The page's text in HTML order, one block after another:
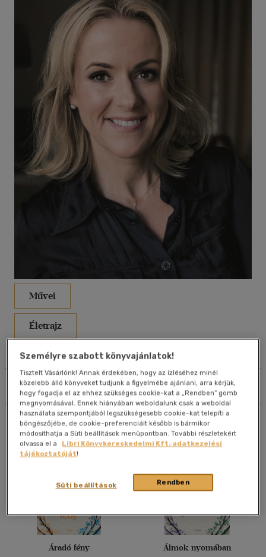
Művei
Életrajz
Olvasói vélemények
Szűrés Rendezés
40 db / oldal
Alkalmaz
Összesen20db
Áradó fény Álmok nyomában
Személyre szabott könyvajánlatok!
Tisztelt Vásárlónk! Annak érdekében, hogy az ízléséhez minél
közelebb álló könyveket tudjunk a figyelmébe ajánlani, arra kérjük,
hogy fogadja el az ehhez szükséges cookie-kat a „Rendben” gomb
megnyomásával. Ennek hiányában weboldalunk csak a weboldal
használata szempontjából legszükségesebb cookie-kat telepíti a
böngészőjébe, de cookie-preferenciáit később is bármikor
módosíthatja a Süti beállítások menüpontban. További részletekért
olvassa el a
Libri Könyvkereskedelmi Kft. adatkezelési
tájékoztatóját!
Rendben
Süti beállítások